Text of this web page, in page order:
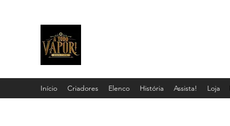
Início Criadores Elenco História Assista! Loja